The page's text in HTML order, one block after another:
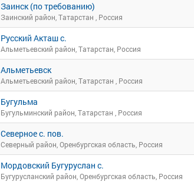
Заинск (по требованию)
Заинский район, Татарстан , Россия
Русский Акташ с.
Альметьевский район, Татарстан, Россия
Альметьевск
Альметьевский район, Татарстан , Россия
Бугульма
Бугульминский район, Татарстан , Россия
Северное с. пов.
Северный район, Оренбургская область, Россия
Мордовский Бугуруслан с.
Бугурусланский район, Оренбургская область, Россия